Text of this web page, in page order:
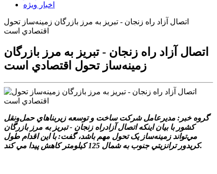
اخبار ویژه
اتصال آزاد راه زنجان - تبريز به مرز بازرگان زمينه‌ساز تحول
اقتصادي است
اتصال آزاد راه زنجان - تبريز به مرز بازرگان
زمينه‌ساز تحول اقتصادي است
گروه خبر: مديرعامل شرکت ساخت و توسعه زيربناهاي حمل‌ونقل
کشور با بيان اينکه اتصال آزادراه زنجان - تبريز به مرز بازرگان
مي‌تواند زمينه‌ساز يک تحول مهم باشد، گفت: با اين اقدام طول
کريدور ترانزيتي جنوب به شمال 125 کيلومتر کاهش پيدا مي کند.